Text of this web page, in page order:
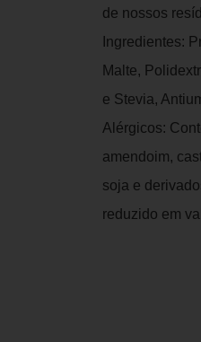
de nossos
Ingredientes:
Malte,
e Stevia,
Alérgicos:
amendoim,
soja e
reduzido em